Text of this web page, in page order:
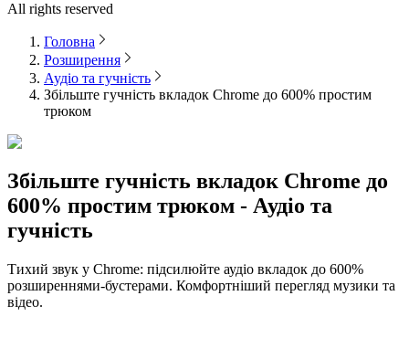
All rights reserved
Головна
Розширення
Аудіо та гучність
Збільште гучність вкладок Chrome до 600% простим
трюком
Збільште гучність вкладок Chrome до
600% простим трюком - Аудіо та
гучність
Тихий звук у Chrome: підсилюйте аудіо вкладок до 600%
розширеннями-бустерами. Комфортніший перегляд музики та
відео.